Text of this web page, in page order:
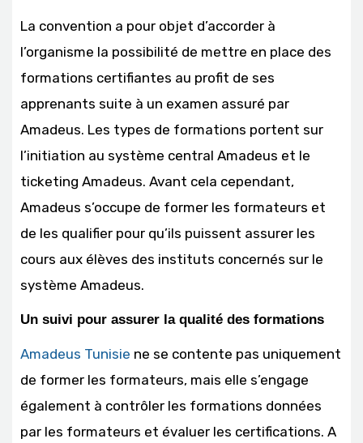
La convention a pour objet d’accorder à
l’organisme la possibilité de mettre en place des
formations certifiantes au profit de ses
apprenants suite à un examen assuré par
Amadeus. Les types de formations portent sur
l’initiation au système central Amadeus et le
ticketing Amadeus. Avant cela cependant,
Amadeus s’occupe de former les formateurs et
de les qualifier pour qu’ils puissent assurer les
cours aux élèves des instituts concernés sur le
système Amadeus.
Un suivi pour assurer la qualité des formations
Amadeus Tunisie ne se contente pas uniquement
de former les formateurs, mais elle s’engage
également à contrôler les formations données
par les formateurs et évaluer les certifications. A